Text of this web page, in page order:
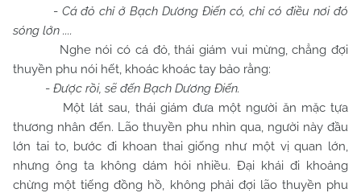
- Cá đỏ chỉ ở Bạch Dương Điến có, chỉ có điều nơi đó
sóng lớn ....
Nghe nói có cá đỏ, thái giám vui mừng, chẳng đợi
thuyền phu nói hết, khoác khoác tay bảo rằng:
- Được rồi, sẽ đến Bạch Dương Điến.
Một lát sau, thái giám đưa một người ăn mặc tựa
thương nhân đến. Lão thuyền phu nhìn qua, người này đầu
lớn tai to, bước đi khoan thai giống như một vị quan lớn,
nhưng ông ta không dám hỏi nhiều. Đại khái đi khoảng
chừng một tiếng đồng hồ, không phải đợi lão thuyền phu